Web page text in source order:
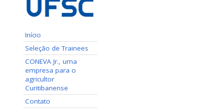
Início
Seleção de Trainees
CONEVA Jr., uma
empresa para o
agricultor
Curitibanense
Contato